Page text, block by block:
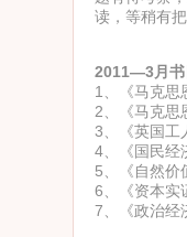
读，等稍有
2011—3月书
1、《马克思
2、《马克思
3、《英国
4、《国民
5、《自
6、《资本
7、《政治